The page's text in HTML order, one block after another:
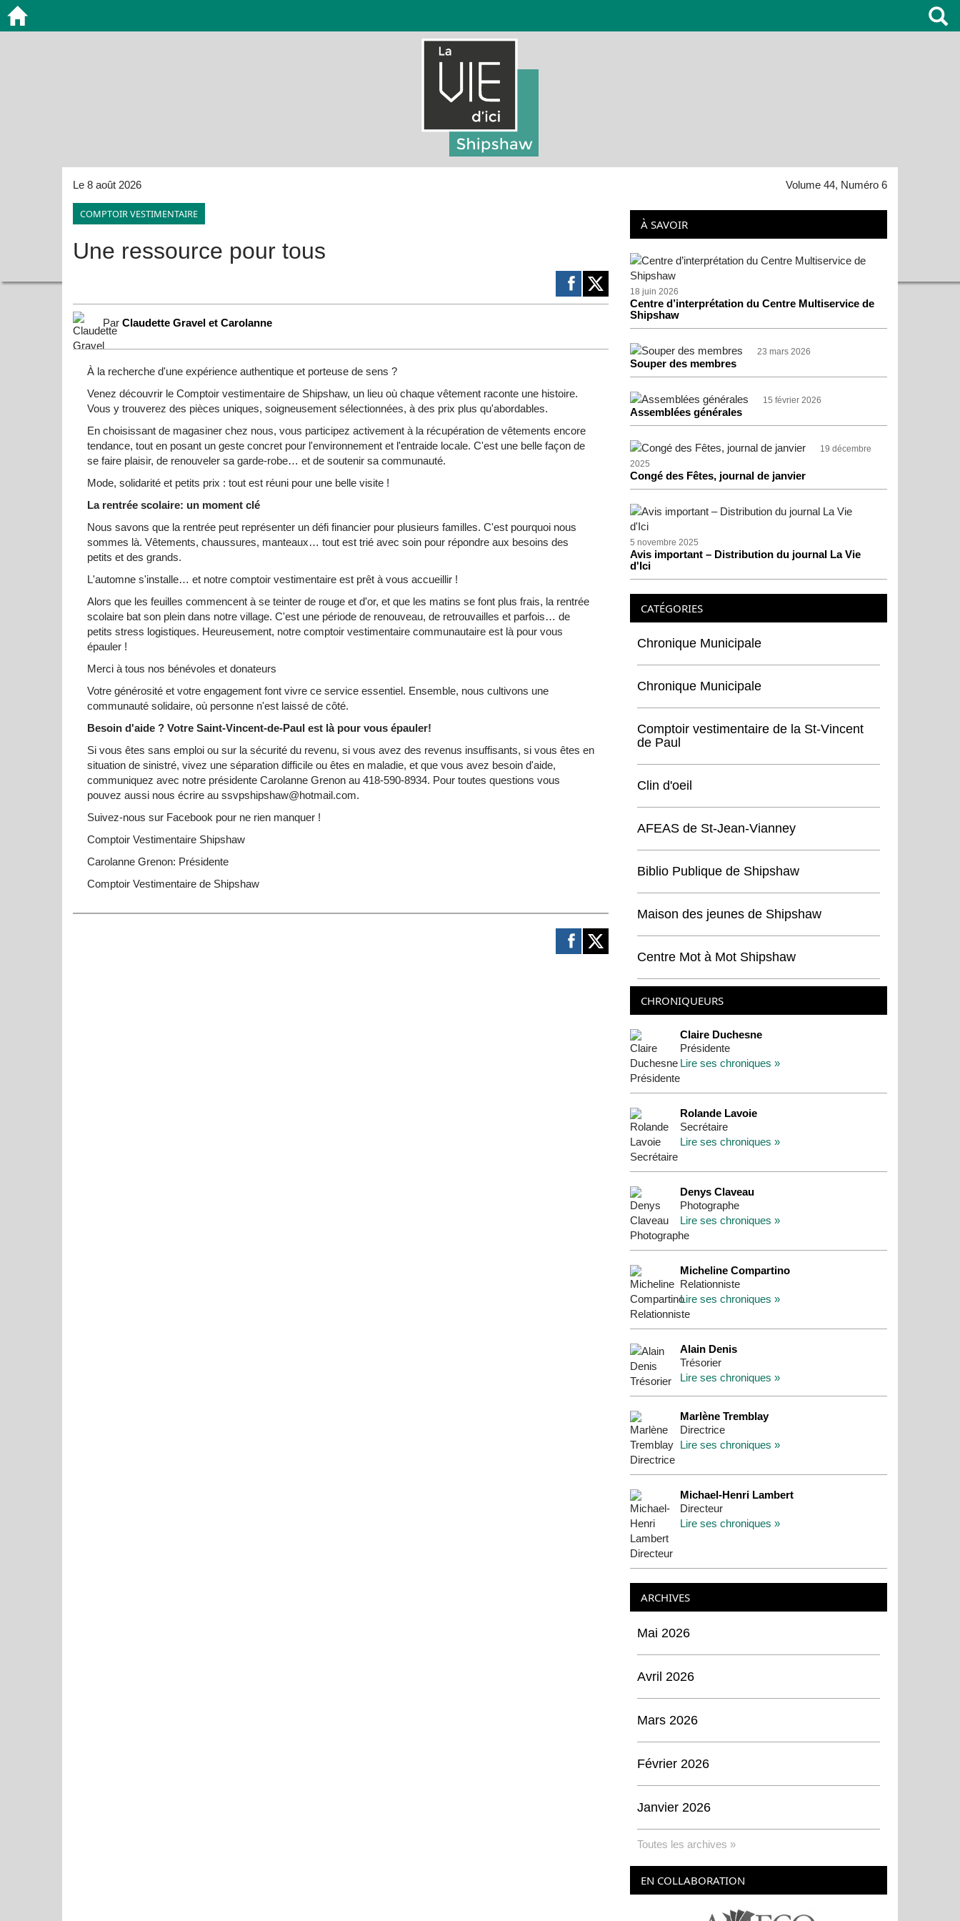
Le 8 août 2026 Volume 44, Numéro 6
COMPTOIR VESTIMENTAIRE
Une ressource pour tous
Par Claudette Gravel et Carolanne
À la recherche d'une expérience authentique et porteuse de sens ?
Venez découvrir le Comptoir vestimentaire de Shipshaw, un lieu où chaque vêtement raconte une histoire.
Vous y trouverez des pièces uniques, soigneusement sélectionnées, à des prix plus qu'abordables.
En choisissant de magasiner chez nous, vous participez activement à la récupération de vêtements encore
tendance, tout en posant un geste concret pour l'environnement et l'entraide locale. C'est une belle façon de
se faire plaisir, de renouveler sa garde-robe… et de soutenir sa communauté.
Mode, solidarité et petits prix : tout est réuni pour une belle visite !
La rentrée scolaire: un moment clé
Nous savons que la rentrée peut représenter un défi financier pour plusieurs familles. C'est pourquoi nous
sommes là. Vêtements, chaussures, manteaux… tout est trié avec soin pour répondre aux besoins des
petits et des grands.
L'automne s'installe… et notre comptoir vestimentaire est prêt à vous accueillir !
Alors que les feuilles commencent à se teinter de rouge et d'or, et que les matins se font plus frais, la rentrée
scolaire bat son plein dans notre village. C'est une période de renouveau, de retrouvailles et parfois… de
petits stress logistiques. Heureusement, notre comptoir vestimentaire communautaire est là pour vous
épauler !
Merci à tous nos bénévoles et donateurs
Votre générosité et votre engagement font vivre ce service essentiel. Ensemble, nous cultivons une
communauté solidaire, où personne n'est laissé de côté.
Besoin d'aide ? Votre Saint-Vincent-de-Paul est là pour vous épauler!
Si vous êtes sans emploi ou sur la sécurité du revenu, si vous avez des revenus insuffisants, si vous êtes en
situation de sinistré, vivez une séparation difficile ou êtes en maladie, et que vous avez besoin d'aide,
communiquez avec notre présidente Carolanne Grenon au 418-590-8934. Pour toutes questions vous
pouvez aussi nous écrire au ssvpshipshaw@hotmail.com.
Suivez-nous sur Facebook pour ne rien manquer !
Comptoir Vestimentaire Shipshaw
Carolanne Grenon: Présidente
Comptoir Vestimentaire de Shipshaw
À SAVOIR
18 juin 2026
Centre d’interprétation du Centre Multiservice de
Shipshaw
23 mars 2026
Souper des membres
15 février 2026
Assemblées générales
19 décembre
2025
Congé des Fêtes, journal de janvier
5 novembre 2025
Avis important – Distribution du journal La Vie
d'Ici
CATÉGORIES
Chronique Municipale
Chronique Municipale
Comptoir vestimentaire de la St-Vincent
de Paul
Clin d'oeil
AFEAS de St-Jean-Vianney
Biblio Publique de Shipshaw
Maison des jeunes de Shipshaw
Centre Mot à Mot Shipshaw
CHRONIQUEURS
Claire Duchesne
Présidente
Lire ses chroniques »
Rolande Lavoie
Secrétaire
Lire ses chroniques »
Denys Claveau
Photographe
Lire ses chroniques »
Micheline Compartino
Relationniste
Lire ses chroniques »
Alain Denis
Trésorier
Lire ses chroniques »
Marlène Tremblay
Directrice
Lire ses chroniques »
Michael-Henri Lambert
Directeur
Lire ses chroniques »
ARCHIVES
Mai 2026
Avril 2026
Mars 2026
Février 2026
Janvier 2026
Toutes les archives »
EN COLLABORATION